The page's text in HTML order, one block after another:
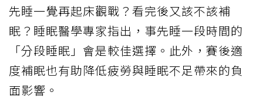
先睡一覺再起床觀戰？看完後又該不該補
眠？睡眠醫學專家指出，事先睡一段時間的
「分段睡眠」會是較佳選擇。此外，賽後適
度補眠也有助降低疲勞與睡眠不足帶來的負
面影響。